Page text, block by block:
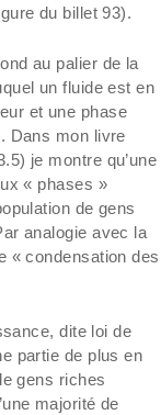
du billet 93).
au palier de la
un fluide est en
et une phase
Dans mon livre
je montre qu’une
« phases »
de gens
analogie avec la
« condensation des
dite loi de
partie de plus en
gens riches
majorité de